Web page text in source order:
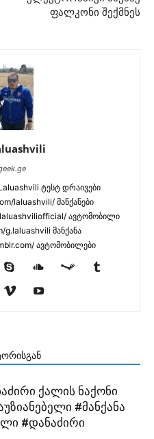
ფალკონი შექმნეს
ტესტ დრაივები
laluashvili/ მანქანები
ავტომობილი
მანქანა
ავტომობილები
ქალის ნაქონი
#მანქანა
#დანაძირი